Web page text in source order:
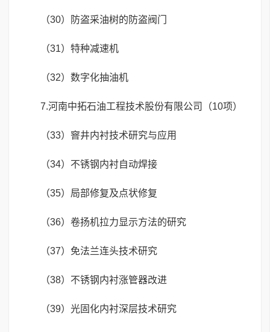
（30）防盗采油树的防盗阀门
（31）特种减速机
（32）数字化抽油机
7.河南中拓石油工程技术股份有限公司（10项）
（33）窨井内衬技术研究与应用
（34）不锈钢内衬自动焊接
（35）局部修复及点状修复
（36）卷扬机拉力显示方法的研究
（37）免法兰连头技术研究
（38）不锈钢内衬涨管器改进
（39）光固化内衬深层技术研究